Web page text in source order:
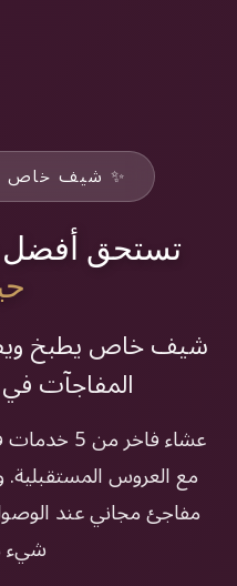
✨ شيف خاص ·
تستحق أفضل
شيف خاص يطبخ
المفاجآت
عشاء
مع العروس
شيء